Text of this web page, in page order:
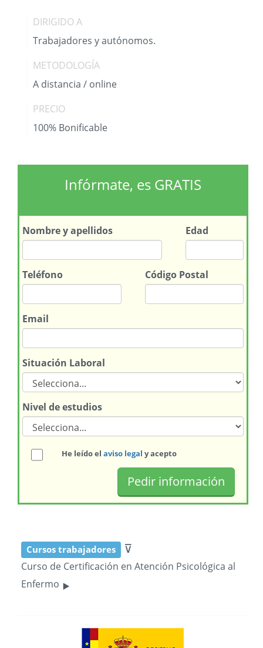
DIRIGIDO A
Trabajadores y autónomos.
METODOLOGÍA
A distancia / online
PRECIO
100% Bonificable
Infórmate, es GRATIS
Nombrey apellidos Edad
Teléfono Código Postal
Email
Situación Laboral
Nivel de estudios
He leído el aviso legal y acepto
Cursos trabajadores ⊽
Curso de Certificación en Atención Psicológica al
Enfermo ‣